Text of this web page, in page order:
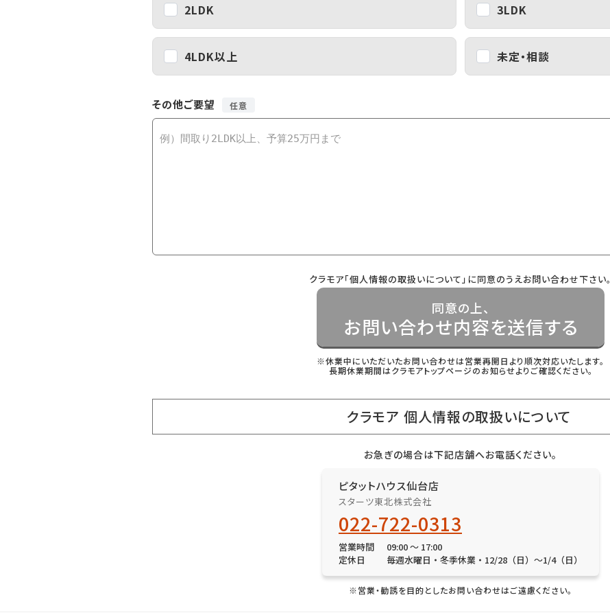
2LDK 3LDK
4LDK以上 未定・相談
その他ご要望 任意
クラモア「個人情報の取扱いについて」に同意のうえお問い合わせ下さい。
同意の上、
お問い合わせ内容を送信する
※休業中にいただいたお問い合わせは営業再開日より順次対応いたします。
長期休業期間はクラモアトップページのお知らせよりご確認ください。
クラモア 個人情報の取扱いについて
お急ぎの場合は下記店舗へお電話ください。
ピタットハウス仙台店
スターツ東北株式会社
022-722-0313
営業時間
09:00 〜 17:00
定休日
毎週水曜日・冬季休業・12/28（日）〜1/4（日）
※営業・勧誘を目的としたお問い合わせはご遠慮ください。